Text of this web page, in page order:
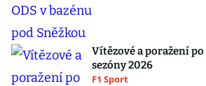
Vítězové a poražení
sezóny 2026
F1 Sport